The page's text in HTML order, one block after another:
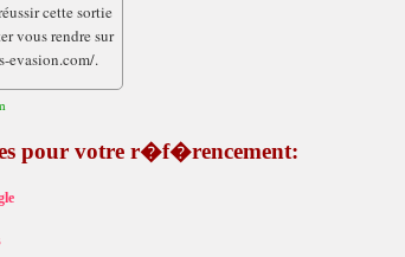
cette sortie
vous rendre sur
evasion.com/.
pour votre r�f�rencement: